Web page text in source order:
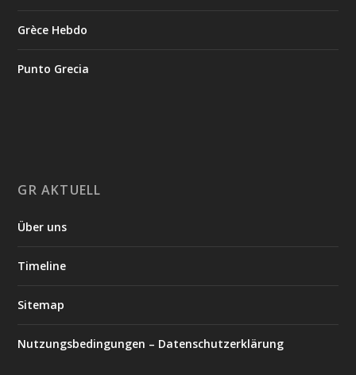
Grèce Hebdo
Punto Grecia
GR AKTUELL
Über uns
Timeline
Sitemap
Nutzungsbedingungen – Datenschutzerklärung